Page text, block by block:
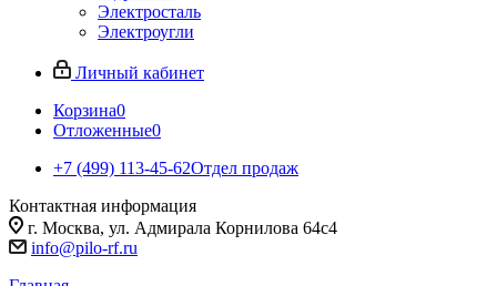
Электросталь
Электроугли
Личный кабинет
Корзина0
Отложенные0
+7 (499) 113-45-62Отдел продаж
Контактная информация
г. Москва, ул. Адмирала Корнилова 64с4
info@pilo-rf.ru